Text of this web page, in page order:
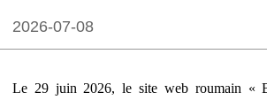
2026-07-08
Le 29 juin 2026, le site web roumain «